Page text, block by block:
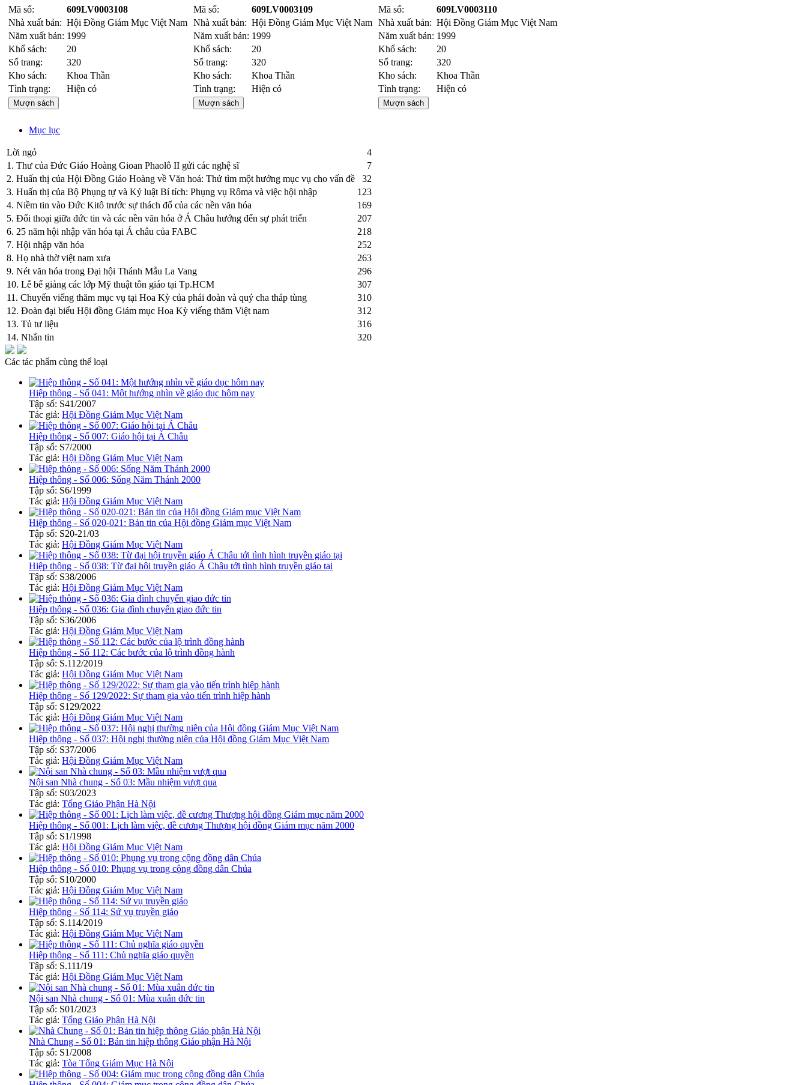
Mã số:
609LV0003108
Nhà xuất bản: Hội Đồng Giám Mục Việt Nam
Năm xuất bản: 1999
Khổ sách:
20
Số trang:
320
Kho sách:
Khoa Thần
Tình trạng:
Hiện có
Mượn sách
Mã số:
609LV0003109
Nhà xuất bản: Hội Đồng Giám Mục Việt Nam
Năm xuất bản: 1999
Khổ sách:
20
Số trang:
320
Kho sách:
Khoa Thần
Tình trạng:
Hiện có
Mượn sách
Mã số:
609LV0003110
Nhà xuất bản: Hội Đồng Giám Mục Việt Nam
Năm xuất bản: 1999
Khổ sách:
20
Số trang:
320
Kho sách:
Khoa Thần
Tình trạng:
Hiện có
Mượn sách
Mục lục
Lời ngỏ
4
1. Thư của Đức Giáo Hoàng Gioan Phaolô II gửi các nghệ sĩ
7
2. Huấn thị của Hội Đồng Giáo Hoàng về Văn hoá: Thử tìm một hướng mục vụ cho vấn đề
32
3. Huấn thị của Bộ Phụng tự và Kỷ luật Bí tích: Phụng vụ Rôma và việc hội nhập
123
4. Niềm tin vào Đức Kitô trước sự thách đố của các nền văn hóa
169
5. Đối thoại giữa đức tin và các nền văn hóa ở Á Châu hướng đến sự phát triển
207
6. 25 năm hội nhập văn hóa tại Á châu của FABC
218
7. Hội nhập văn hóa
252
8. Họ nhà thờ việt nam xưa
263
9. Nét văn hóa trong Đại hội Thánh Mẫu La Vang
296
10. Lễ bế giảng các lớp Mỹ thuật tôn giáo tại Tp.HCM
307
11. Chuyến viếng thăm mục vụ tại Hoa Kỳ của phái đoàn và quý cha tháp tùng
310
12. Đoàn đại biểu Hội đồng Giám mục Hoa Kỳ viếng thăm Việt nam
312
13. Tủ tư liệu
316
14. Nhắn tin
320
Các tác phẩm cùng thể loại
Hiệp thông - Số 041: Một hướng nhìn về giáo dục hôm nay
Tập số: S41/2007
Tác giả: Hội Đồng Giám Mục Việt Nam
Hiệp thông - Số 007: Giáo hội tại Á Châu
Tập số: S7/2000
Tác giả: Hội Đồng Giám Mục Việt Nam
Hiệp thông - Số 006: Sống Năm Thánh 2000
Tập số: S6/1999
Tác giả: Hội Đồng Giám Mục Việt Nam
Hiệp thông - Số 020-021: Bản tin của Hội đồng Giám mục Việt Nam
Tập số: S20-21/03
Tác giả: Hội Đồng Giám Mục Việt Nam
Hiệp thông - Số 038: Từ đại hội truyền giáo Á Châu tới tình hình truyền giáo tại
Tập số: S38/2006
Tác giả: Hội Đồng Giám Mục Việt Nam
Hiệp thông - Số 036: Gia đình chuyển giao đức tin
Tập số: S36/2006
Tác giả: Hội Đồng Giám Mục Việt Nam
Hiệp thông - Số 112: Các bước của lộ trình đồng hành
Tập số: S.112/2019
Tác giả: Hội Đồng Giám Mục Việt Nam
Hiệp thông - Số 129/2022: Sự tham gia vào tiến trình hiệp hành
Tập số: S129/2022
Tác giả: Hội Đồng Giám Mục Việt Nam
Hiệp thông - Số 037: Hội nghị thường niên của Hội đồng Giám Mục Việt Nam
Tập số: S37/2006
Tác giả: Hội Đồng Giám Mục Việt Nam
Nội san Nhà chung - Số 03: Mầu nhiệm vượt qua
Tập số: S03/2023
Tác giả: Tổng Giáo Phận Hà Nội
Hiệp thông - Số 001: Lịch làm việc, đề cương Thượng hội đồng Giám mục năm 2000
Tập số: S1/1998
Tác giả: Hội Đồng Giám Mục Việt Nam
Hiệp thông - Số 010: Phụng vụ trong cộng đồng dân Chúa
Tập số: S10/2000
Tác giả: Hội Đồng Giám Mục Việt Nam
Hiệp thông - Số 114: Sứ vụ truyền giáo
Tập số: S.114/2019
Tác giả: Hội Đồng Giám Mục Việt Nam
Hiệp thông - Số 111: Chủ nghĩa giáo quyền
Tập số: S.111/19
Tác giả: Hội Đồng Giám Mục Việt Nam
Nội san Nhà chung - Số 01: Mùa xuân đức tin
Tập số: S01/2023
Tác giả: Tổng Giáo Phận Hà Nội
Nhà Chung - Số 01: Bản tin hiệp thông Giáo phận Hà Nội
Tập số: S1/2008
Tác giả: Tòa Tổng Giám Mục Hà Nội